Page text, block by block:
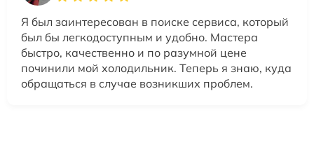
Я был заинтересован в поиске сервиса, который
был бы легкодоступным и удобно. Мастера
быстро, качественно и по разумной цене
починили мой холодильник. Теперь я знаю, куда
обращаться в случае возникших проблем.